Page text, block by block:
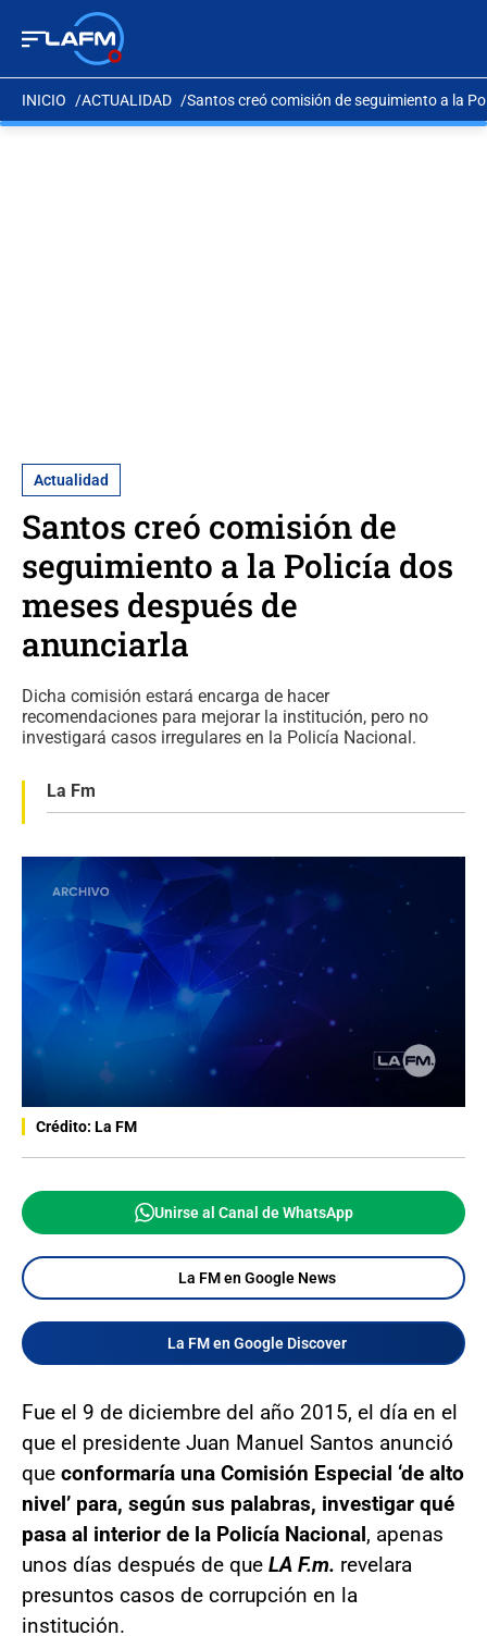
INICIO ACTUALIDAD Santos creó comisión de seguimiento a la
Actualidad
Santos creó comisión de
seguimiento a la Policía dos
meses después de
anunciarla
Dicha comisión estará encarga de hacer
recomendaciones para mejorar la institución, pero no
investigará casos irregulares en la Policía Nacional.
La Fm
Crédito: La FM
Unirse al Canal de WhatsApp
La FM en Google News
La FM en Google Discover
Fue el 9 de diciembre del año 2015, el día en el
que el presidente Juan Manuel Santos anunció
que conformaría una Comisión Especial ‘de alto
nivel’ para, según sus palabras, investigar qué
pasa al interior de la Policía Nacional, apenas
unos días después de que LA F.m. revelara
presuntos casos de corrupción en la
institución.